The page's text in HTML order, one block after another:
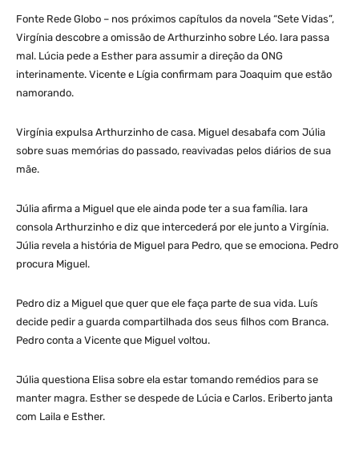
Fonte Rede Globo – nos próximos capítulos da novela “Sete Vidas”,
Virgínia descobre a omissão de Arthurzinho sobre Léo. Iara passa
mal. Lúcia pede a Esther para assumir a direção da ONG
interinamente. Vicente e Lígia confirmam para Joaquim que estão
namorando.
Virgínia expulsa Arthurzinho de casa. Miguel desabafa com Júlia
sobre suas memórias do passado, reavivadas pelos diários de sua
mãe.
Júlia afirma a Miguel que ele ainda pode ter a sua família. Iara
consola Arthurzinho e diz que intercederá por ele junto a Virgínia.
Júlia revela a história de Miguel para Pedro, que se emociona. Pedro
procura Miguel.
Pedro diz a Miguel que quer que ele faça parte de sua vida. Luís
decide pedir a guarda compartilhada dos seus filhos com Branca.
Pedro conta a Vicente que Miguel voltou.
Júlia questiona Elisa sobre ela estar tomando remédios para se
manter magra. Esther se despede de Lúcia e Carlos. Eriberto janta
com Laila e Esther.